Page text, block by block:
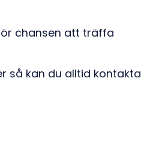
chansen att träffa
så kan du alltid kontakta